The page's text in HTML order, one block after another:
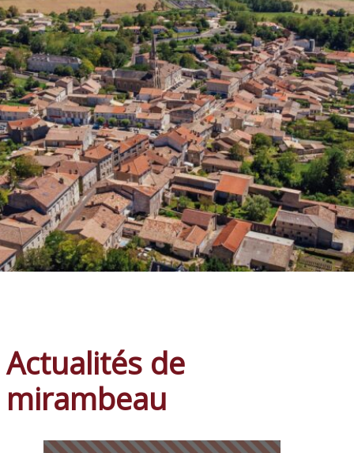
Actualités de
mirambeau